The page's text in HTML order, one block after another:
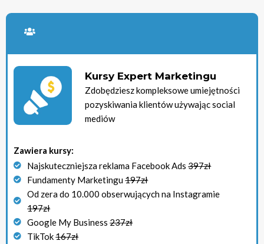
Kursy Expert Marketingu
Zdobędziesz kompleksowe umiejętności
pozyskiwania klientów używając social
mediów
Zawiera kursy:
Najskuteczniejsza reklama Facebook Ads397zł
Fundamenty Marketingu197zł
Od zera do 10.000 obserwujących na Instagramie
197zł
Google My Business237zł
TikTok167zł